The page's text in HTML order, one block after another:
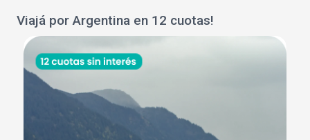
Viajá por Argentina en 12 cuotas!